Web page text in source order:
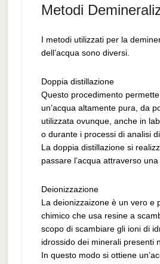
Metodi
I metodi utilizzati per la
dell’acqua sono diversi.
Doppia distillazione
Questo procedimento
un’acqua altamente pura, da
utilizzata ovunque, anche in
o durante i processi di analisi
La doppia distillazione si
passare l’acqua attraverso
Deionizzazione
La deionizzaizone è un vero e
chimico che usa resine a
scopo di scambiare gli ioni di
idrossido dei minerali presenti
In questo modo si ottiene